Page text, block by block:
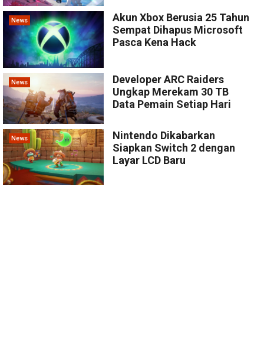
News
Akun Xbox Berusia 25 Tahun
Sempat Dihapus Microsoft
Pasca Kena Hack
News
Developer ARC Raiders
Ungkap Merekam 30 TB
Data Pemain Setiap Hari
News
Nintendo Dikabarkan
Siapkan Switch 2 dengan
Layar LCD Baru